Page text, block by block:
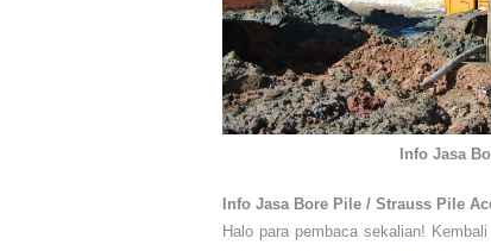
Info Jasa
Info Jasa Bore Pile / Strauss Pile
Halo para pembaca sekalian!